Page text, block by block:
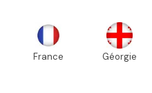
France Géorgie